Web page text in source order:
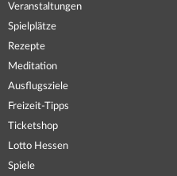
Veranstaltungen
Spielplätze
Rezepte
Meditation
Ausflugsziele
Freizeit-Tipps
Ticketshop
Lotto Hessen
Spiele